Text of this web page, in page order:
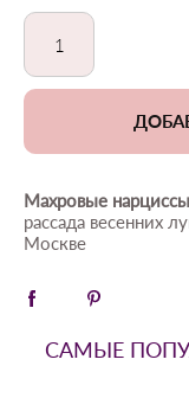
Махровые
рассада весенних
Москве
САМЫЕ